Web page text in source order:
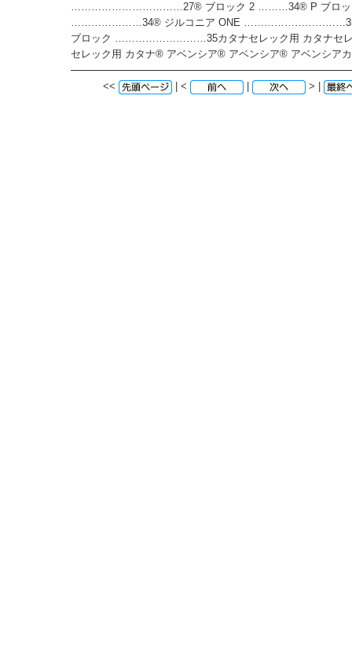
……………………………27® ブロック 2 ………34® P ブロ
…………………34® ジルコニア ONE …………………………35®
ブロック ………………………35カタナセレック用 カタナセレ
セレック用 カタナ® アベンシア® アベンシア® アベンシア
<< | < | > |